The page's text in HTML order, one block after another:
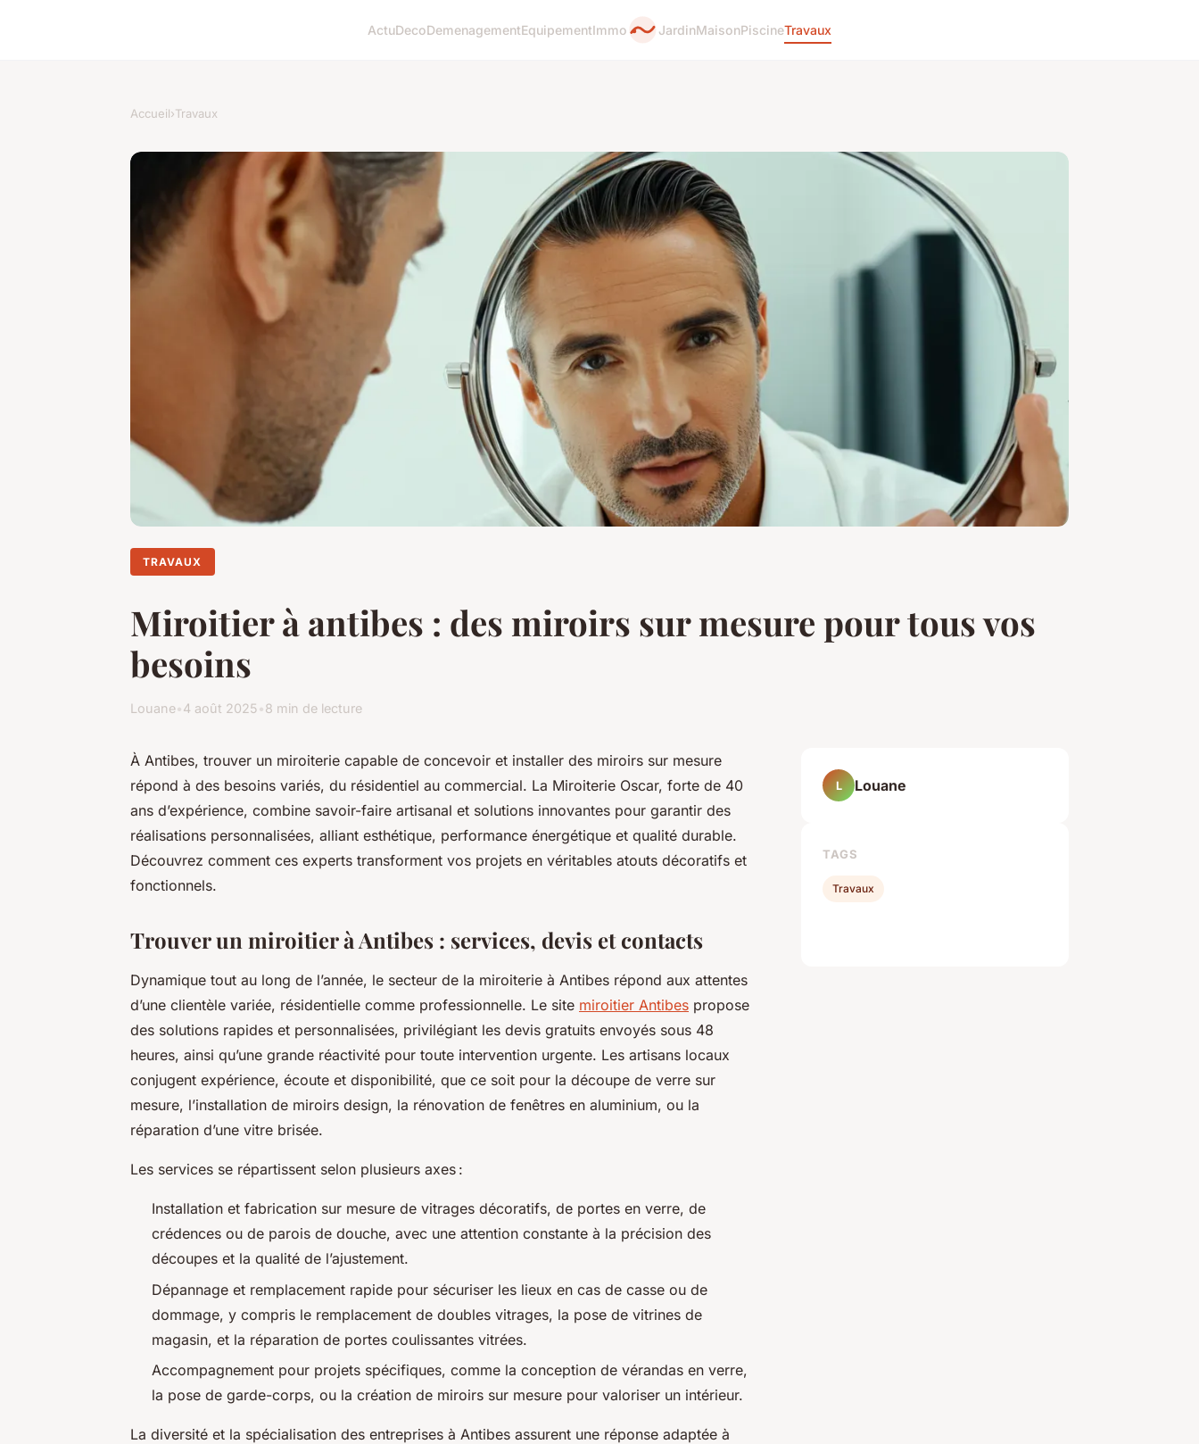
ActuDecoDemenagementEquipementImmo JardinMaisonPiscineTravaux
Accueil›Travaux
TRAVAUX
Miroitier à antibes : des miroirs sur mesure pour tous vos
besoins
Louane•4 août 2025•8 min de lecture
À Antibes, trouver un miroiterie capable de concevoir et installer des miroirs sur mesure
répond à des besoins variés, du résidentiel au commercial. La Miroiterie Oscar, forte de 40
ans d’expérience, combine savoir-faire artisanal et solutions innovantes pour garantir des
réalisations personnalisées, alliant esthétique, performance énergétique et qualité durable.
Découvrez comment ces experts transforment vos projets en véritables atouts décoratifs et
fonctionnels.
Trouver un miroitier à Antibes : services, devis et contacts
Dynamique tout au long de l’année, le secteur de la miroiterie à Antibes répond aux attentes
d’une clientèle variée, résidentielle comme professionnelle. Le site miroitier Antibes propose
des solutions rapides et personnalisées, privilégiant les devis gratuits envoyés sous 48
heures, ainsi qu’une grande réactivité pour toute intervention urgente. Les artisans locaux
conjugent expérience, écoute et disponibilité, que ce soit pour la découpe de verre sur
mesure, l’installation de miroirs design, la rénovation de fenêtres en aluminium, ou la
réparation d’une vitre brisée.
Les services se répartissent selon plusieurs axes :
Installation et fabrication sur mesure de vitrages décoratifs, de portes en verre, de
crédences ou de parois de douche, avec une attention constante à la précision des
découpes et la qualité de l’ajustement.
Dépannage et remplacement rapide pour sécuriser les lieux en cas de casse ou de
dommage, y compris le remplacement de doubles vitrages, la pose de vitrines de
magasin, et la réparation de portes coulissantes vitrées.
Accompagnement pour projets spécifiques, comme la conception de vérandas en verre,
la pose de garde-corps, ou la création de miroirs sur mesure pour valoriser un intérieur.
La diversité et la spécialisation des entreprises à Antibes assurent une réponse adaptée à
L Louane
TAGS
Travaux